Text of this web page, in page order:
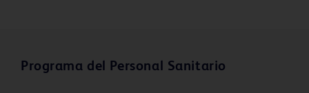
Programa del Personal Sanitario